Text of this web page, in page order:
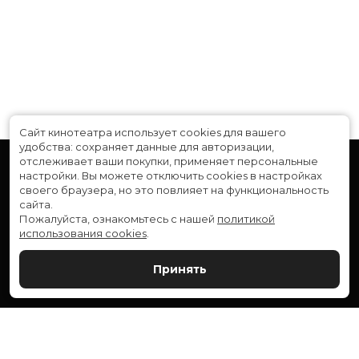
Расписание
Скоро в кино
Служба поддержки
Сайт кинотеатра использует cookies для вашего
удобства: сохраняет данные для авторизации,
отслеживает ваши покупки, применяет персональные
настройки. Вы можете отключить cookies в настройках
своего браузера, но это повлияет на функциональность
сайта.
Пожалуйста, ознакомьтесь с нашей политикой
использования cookies
Принять